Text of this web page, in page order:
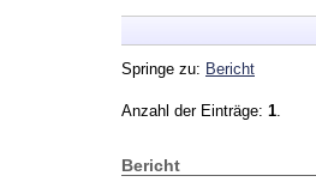
Springe zu: Bericht
Anzahl der Einträge: 1
Bericht